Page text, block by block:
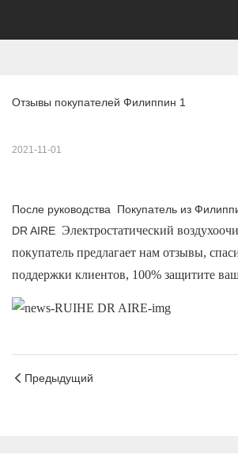
Отзывы покупателей Филиппин 1
2021-11-01
После руководства Покупатель из
DR AIRE Электростатический
покупатель предлагает нам отзывы,
поддержки клиентов, 100% защитите ваш
Предыдущий